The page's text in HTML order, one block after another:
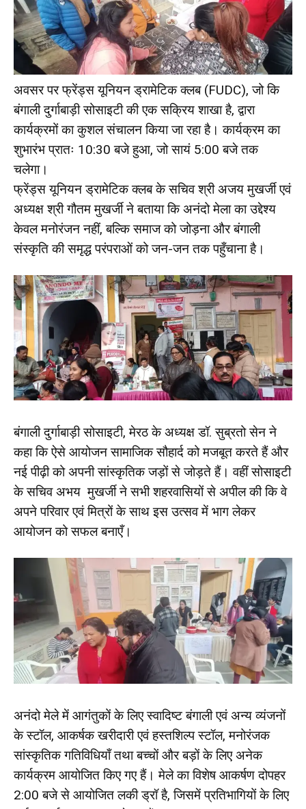
अवसर पर फ्रेंड्स यूनियन ड्रामेटिक क्लब (FUDC), जो कि
बंगाली दुर्गाबाड़ी सोसाइटी की एक सक्रिय शाखा है, द्वारा
कार्यक्रमों का कुशल संचालन किया जा रहा है। कार्यक्रम का
शुभारंभ प्रातः 10:30 बजे हुआ, जो सायं 5:00 बजे तक
चलेगा।
फ्रेंड्स यूनियन ड्रामेटिक क्लब के सचिव श्री अजय मुखर्जी एवं
अध्यक्ष श्री गौतम मुखर्जी ने बताया कि अनंदो मेला का उद्देश्य
केवल मनोरंजन नहीं, बल्कि समाज को जोड़ना और बंगाली
संस्कृति की समृद्ध परंपराओं को जन-जन तक पहुँचाना है।
बंगाली दुर्गाबाड़ी सोसाइटी, मेरठ के अध्यक्ष डॉ. सुब्रतो सेन ने
कहा कि ऐसे आयोजन सामाजिक सौहार्द को मजबूत करते हैं और
नई पीढ़ी को अपनी सांस्कृतिक जड़ों से जोड़ते हैं। वहीं सोसाइटी
के सचिव अभय मुखर्जी ने सभी शहरवासियों से अपील की कि वे
अपने परिवार एवं मित्रों के साथ इस उत्सव में भाग लेकर
आयोजन को सफल बनाएँ।
अनंदो मेले में आगंतुकों के लिए स्वादिष्ट बंगाली एवं अन्य व्यंजनों
के स्टॉल, आकर्षक खरीदारी एवं हस्तशिल्प स्टॉल, मनोरंजक
सांस्कृतिक गतिविधियाँ तथा बच्चों और बड़ों के लिए अनेक
कार्यक्रम आयोजित किए गए हैं। मेले का विशेष आकर्षण दोपहर
2:00 बजे से आयोजित लकी ड्रॉ है, जिसमें प्रतिभागियों के लिए